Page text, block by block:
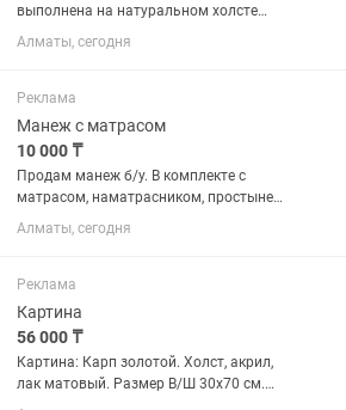
выполнена на натуральном холсте
высоко устойчивыми акриловыми
красками с применением текстурной
раме 86х56 см. Картина выполнена в...
Алматы, сегодня
Реклама
Манеж с матрасом
10 000 ₸
Продам манеж б/у. В комплекте с
матрасом, наматрасником, простыней
на резинке. Матрас ортопедический
отличного качества в прекрасном
одним малышом. Есть потертости...
Алматы, сегодня
Реклама
Картина
56 000 ₸
Картина: Карп золотой. Холст, акрил,
лак матовый. Размер В/Ш 30х70 см.
Выполнена на натуральном холсте